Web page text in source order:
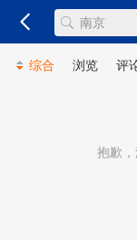
综合 浏览 评
抱歉